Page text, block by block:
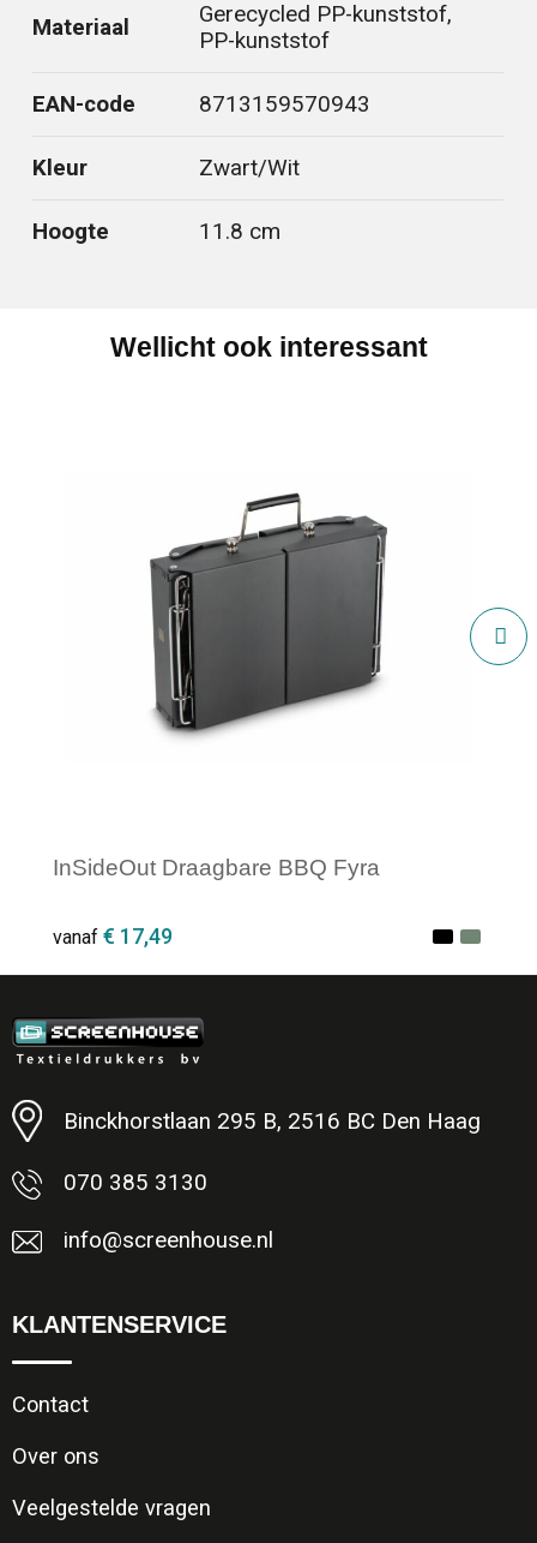
Materiaal
Gerecycled PP-kunststof,
PP-kunststof
EAN-code 8713159570943
Kleur Zwart/Wit
Hoogte 11.8 cm
Wellicht ook interessant
InSideOut Draagbare BBQ Fyra
vanaf € 17,49
Minimale afname: 1
Binckhorstlaan 295 B, 2516 BC Den Haag
070 385 3130
info@screenhouse.nl
KLANTENSERVICE
Contact
Over ons
Veelgestelde vragen